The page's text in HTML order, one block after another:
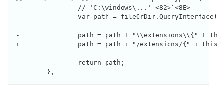
                // 'C:\windows\...' <82>̌`<8E>
var path =
-               path = path + "\\extensions\\{" +
+               path = path + "/extensions/{" +
                return path;